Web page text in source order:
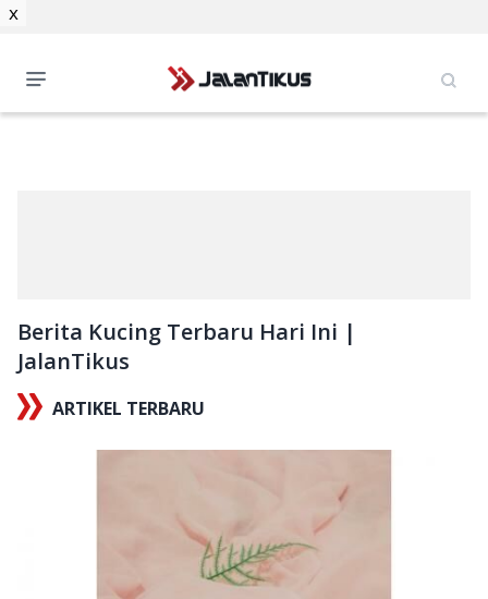
Berita Kucing Terbaru Hari Ini |
JalanTikus
ARTIKEL TERBARU
x